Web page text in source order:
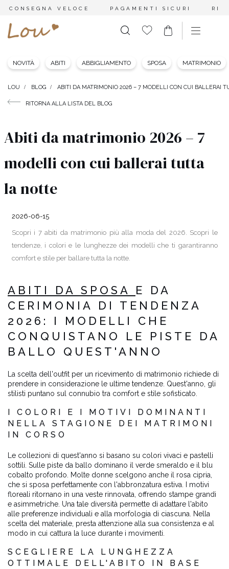
CONSEGNA VELOCE PAGAMENTI SICURI
NOVITÀ ABITI ABBIGLIAMENTO SPOSA MATRIMONIO
LOU BLOG ABITI DA MATRIMONIO 2026 – 7 MODELLI CON CUI BALLERAI
RITORNA ALLA LISTA DEL BLOG
Abiti da matrimonio 2026 – 7
modelli con cui ballerai tutta
la notte
2026-06-15
Scopri i 7 abiti da matrimonio più alla moda del 2026. Scopri le
tendenze, i colori e le lunghezze dei modelli che ti garantiranno
comfort e stile per ballare tutta la notte.
ABITI DA SPOSA E DA
CERIMONIA DI TENDENZA
2026: I MODELLI CHE
CONQUISTANO LE PISTE DA
BALLO QUEST'ANNO
La scelta dell'outfit per un ricevimento di matrimonio richiede di
prendere in considerazione le ultime tendenze. Quest'anno, gli
stilisti puntano sul connubio tra comfort e stile sofisticato.
I COLORI E I MOTIVI DOMINANTI
NELLA STAGIONE DEI MATRIMONI
IN CORSO
Le collezioni di quest'anno si basano su colori vivaci e pastelli
sottili. Sulle piste da ballo dominano il verde smeraldo e il blu
cobalto profondo. Molte donne scelgono anche il rosa cipria,
che si sposa perfettamente con l'abbronzatura estiva. I motivi
floreali ritornano in una veste rinnovata, offrendo stampe grandi
e asimmetriche. Una tale diversità permette di adattare l'abito
alle preferenze individuali e alla morfologia di ciascuna. Nella
scelta del materiale, presta attenzione alla sua consistenza e al
modo in cui cattura la luce durante i movimenti.
SCEGLIERE LA LUNGHEZZA
OTTIMALE DELL'ABITO IN BASE